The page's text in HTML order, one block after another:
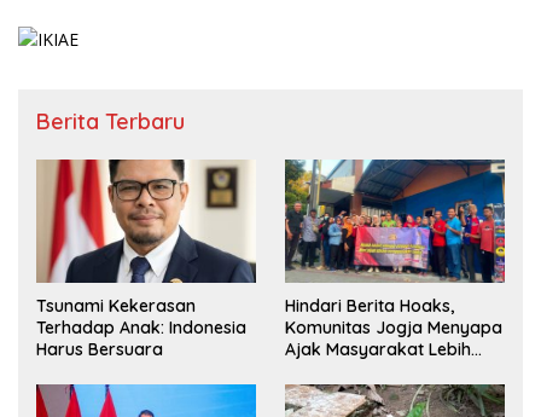
Berita Terbaru
Tsunami Kekerasan
Terhadap Anak: Indonesia
Harus Bersuara
Hindari Berita Hoaks,
Komunitas Jogja Menyapa
Ajak Masyarakat Lebih